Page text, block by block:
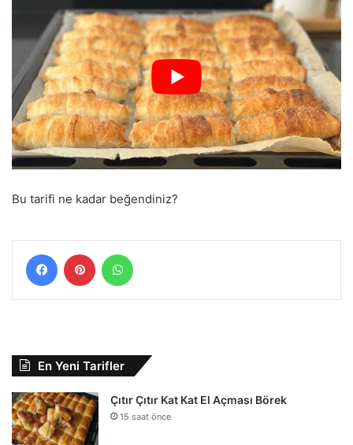
Bu tarifi ne kadar beğendiniz?
FacebookPinterest
En Yeni Tarifler
Çıtır Çıtır Kat Kat El Açması Börek
15 saat önce